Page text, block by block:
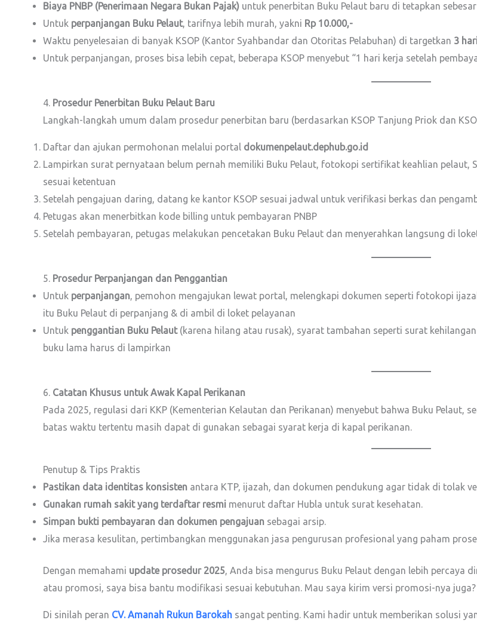
Biaya PNBP (Penerimaan Negara Bukan Pajak) untuk penerbitan Buku Pelaut baru di tetapkan sebesar
Untuk perpanjangan Buku Pelaut, tarifnya lebih murah, yakni Rp 10.000,-
Waktu penyelesaian di banyak KSOP (Kantor Syahbandar dan Otoritas Pelabuhan) di targetkan 3
Untuk perpanjangan, proses bisa lebih cepat, beberapa KSOP menyebut “1 hari kerja setelah
4. Prosedur Penerbitan Buku Pelaut Baru
Langkah-langkah umum dalam prosedur penerbitan baru (berdasarkan KSOP Tanjung Priok dan
Daftar dan ajukan permohonan melalui portal dokumenpelaut.dephub.go.id
Lampirkan surat pernyataan belum pernah memiliki Buku Pelaut, fotokopi sertifikat keahlian pelaut,
sesuai ketentuan
Setelah pengajuan daring, datang ke kantor KSOP sesuai jadwal untuk verifikasi berkas dan
Petugas akan menerbitkan kode billing untuk pembayaran PNBP
Setelah pembayaran, petugas melakukan pencetakan Buku Pelaut dan menyerahkan langsung di
5. Prosedur Perpanjangan dan Penggantian
Untuk perpanjangan, pemohon mengajukan lewat portal, melengkapi dokumen seperti fotokopi
itu Buku Pelaut di perpanjang & di ambil di loket pelayanan
Untuk penggantian Buku Pelaut(karena hilang atau rusak), syarat tambahan seperti surat
buku lama harus di lampirkan
6. Catatan Khusus untuk Awak Kapal Perikanan
Pada 2025, regulasi dari KKP (Kementerian Kelautan dan Perikanan) menyebut bahwa Buku
batas waktu tertentu masih dapat di gunakan sebagai syarat kerja di kapal perikanan.
Penutup & Tips Praktis
Pastikan data identitas konsisten antara KTP, ijazah, dan dokumen pendukung agar tidak di tolak
Gunakan rumah sakit yang terdaftar resmi menurut daftar Hubla untuk surat kesehatan.
Simpan bukti pembayaran dan dokumen pengajuan sebagai arsip.
Jika merasa kesulitan, pertimbangkan menggunakan jasa pengurusan profesional yang paham
Dengan memahami update prosedur 2025, Anda bisa mengurus Buku Pelaut dengan lebih percaya
atau promosi, saya bisa bantu modifikasi sesuai kebutuhan. Mau saya kirim versi promosi-nya juga?
Di sinilah peran CV. Amanah Rukun Barokah sangat penting. Kami hadir untuk memberikan solusi